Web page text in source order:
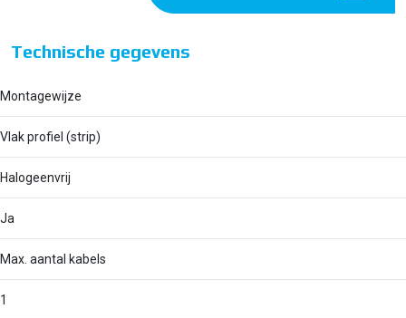
Technische gegevens
Montagewijze
Vlak profiel (strip)
Halogeenvrij
Ja
Max. aantal kabels
1